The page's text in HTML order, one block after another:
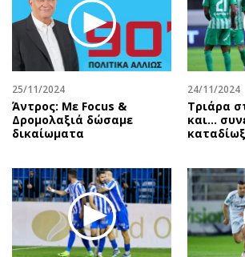
25/11/2024
Άντρος: Με Focus &
Δρομολαξιά δώσαμε
δικαίωματα
24/11/2024
Τριάρα
και…